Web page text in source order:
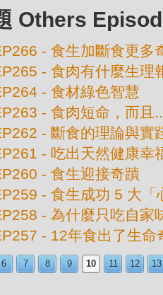
Others
- 食生加斷食更多
- 食肉有什麼生理
- 食材綠色智慧
- 食肉短命，而且
- 斷食的理論與實
- 吃出天然健康幸
- 食生迎接奇蹟
- 食生成功 5 大「
- 為什麼只吃自家
- 12年食出了生命
6 7 8 9 10 11 12 13